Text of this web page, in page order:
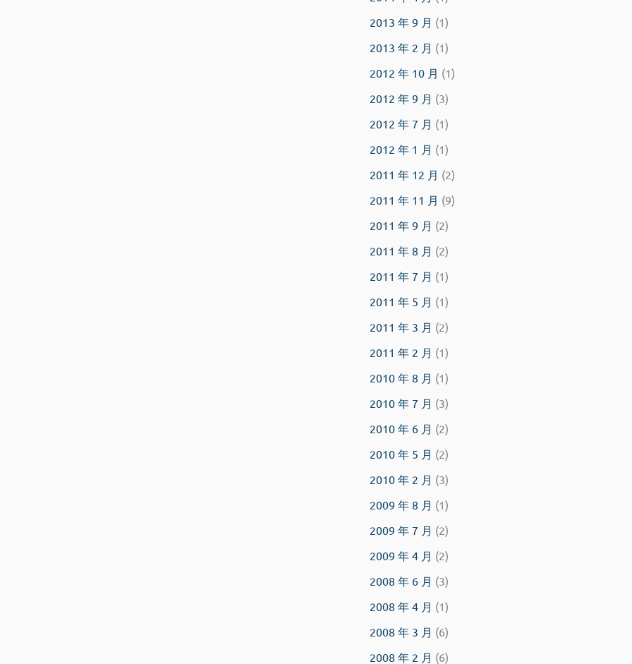
2013 年 9 月 (1)
2013 年 2 月 (1)
2012 年 10 月 (1)
2012 年 9 月 (3)
2012 年 7 月 (1)
2012 年 1 月 (1)
2011 年 12 月 (2)
2011 年 11 月 (9)
2011 年 9 月 (2)
2011 年 8 月 (2)
2011 年 7 月 (1)
2011 年 5 月 (1)
2011 年 3 月 (2)
2011 年 2 月 (1)
2010 年 8 月 (1)
2010 年 7 月 (3)
2010 年 6 月 (2)
2010 年 5 月 (2)
2010 年 2 月 (3)
2009 年 8 月 (1)
2009 年 7 月 (2)
2009 年 4 月 (2)
2008 年 6 月 (3)
2008 年 4 月 (1)
2008 年 3 月 (6)
2008 年 2 月 (6)